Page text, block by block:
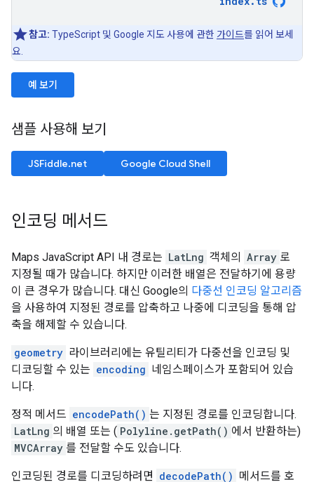
참고: TypeScript 및 Google 지도 사용에 관한 가이드를 읽어 보세
요.
예 보기
샘플 사용해 보기
JSFiddle.net Google Cloud Shell
인코딩 메서드
Maps JavaScript API 내 경로는 LatLng 객체의 Array 로
지정될 때가 많습니다. 하지만 이러한 배열은 전달하기에 용량
이 큰 경우가 많습니다. 대신 Google의 다중선 인코딩 알고리즘
을 사용하여 지정된 경로를 압축하고 나중에 디코딩을 통해 압
축을 해제할 수 있습니다.
geometry 라이브러리에는 유틸리티가 다중선을 인코딩 및
디코딩할 수 있는 encoding 네임스페이스가 포함되어 있습
니다.
정적 메서드 encodePath() 는 지정된 경로를 인코딩합니다.
LatLng 의 배열 또는 ( Polyline.getPath() 에서 반환하는)
MVCArray 를 전달할 수도 있습니다.
인코딩된 경로를 디코딩하려면 decodePath() 메서드를 호